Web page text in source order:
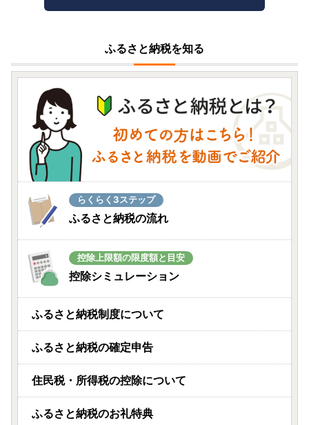
ふるさと納税を知る
らくらく3ステップ
ふるさと納税の流れ
控除上限額の限度額と目安
控除シミュレーション
ふるさと納税制度について
ふるさと納税の確定申告
住民税・所得税の控除について
ふるさと納税のお礼特典